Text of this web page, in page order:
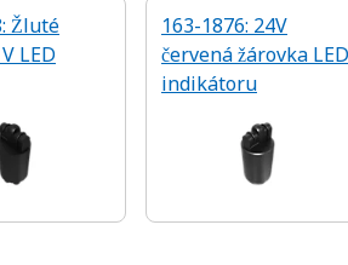
Žluté
LED
163-1876: 24V
červená žárovka LED
indikátoru